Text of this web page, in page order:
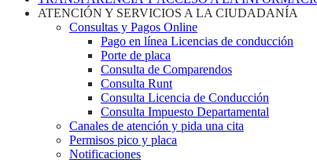
ATENCIÓN Y SERVICIOS A LA CIUDADANÍA
Consultas y Pagos Online
Pago en línea Licencias de conducción
Porte de placa
Consulta de Comparendos
Consulta Runt
Consulta Licencia de Conducción
Consulta Impuesto Departamental
Canales de atención y pida una cita
Permisos pico y placa
Notificaciones